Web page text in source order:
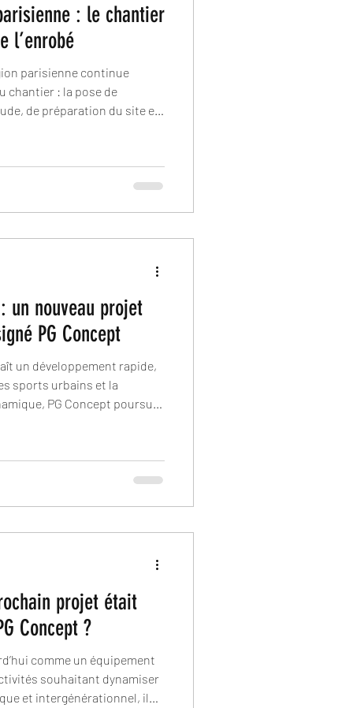
: le chantier
l’enrobé
parisienne continue
chantier : la pose de
un nouveau projet
PG Concept
un développement rapide,
sports urbains et la
PG Concept poursuit
projet était
Concept ?
comme un équipement
souhaitant dynamiser
et intergénérationnel, il